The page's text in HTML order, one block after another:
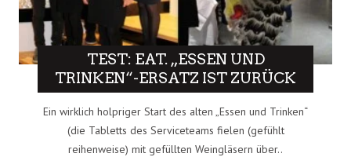
TEST: EAT. „ESSEN UND
TRINKEN“-ERSATZ IST ZURÜCK
Ein wirklich holpriger Start des alten „Essen und Trinken“
(die Tabletts des Serviceteams fielen (gefühlt
reihenweise) mit gefüllten Weingläsern über..